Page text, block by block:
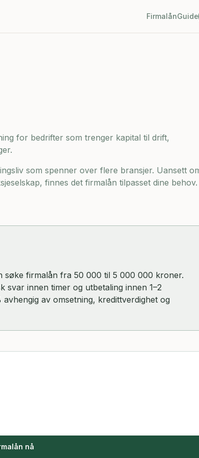
FirmalånGuide
for bedrifter som trenger kapital til drift,
som spenner over flere bransjer. Uansett
finnes det firmalån tilpasset dine behov.
søke firmalån fra 50 000 til 5 000 000 kroner.
svar innen timer og utbetaling innen 1–2
av omsetning, kredittverdighet og
nå